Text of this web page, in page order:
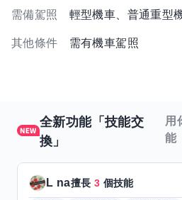
需備駕照 輕型機車、普通重型
其他條件 需有機車駕照
全新功能「技能交
換」
用
能
L na擅長 3 個技能